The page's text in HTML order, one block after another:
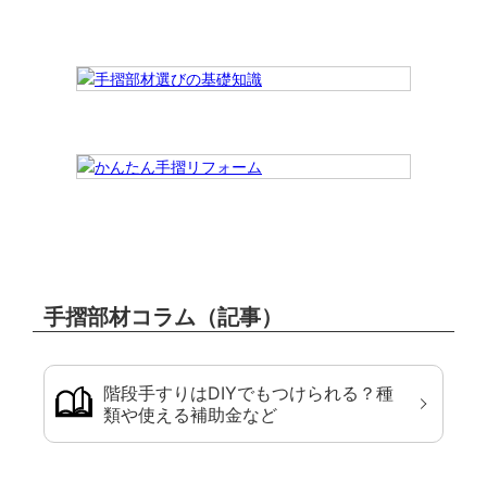
手摺部材コラム（記事）
階段手すりはDIYでもつけられる？種
類や使える補助金など